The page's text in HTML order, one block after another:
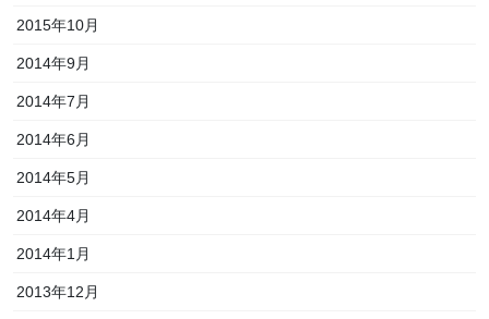
2015年10月
2014年9月
2014年7月
2014年6月
2014年5月
2014年4月
2014年1月
2013年12月